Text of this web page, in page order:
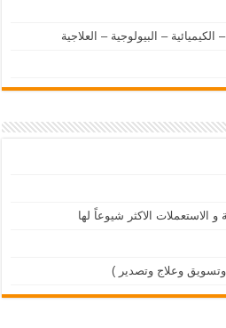
– البيولوجية – العلاجية
الاستعملات الاكثر شيوعاً لها
وتسويق وعلاج وتصدير )